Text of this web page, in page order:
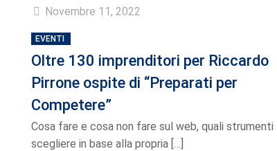
Novembre 11, 2022
EVENTI
Oltre 130 imprenditori per Riccardo
Pirrone ospite di “Preparati per
Competere”
Cosa fare e cosa non fare sul web, quali strumenti
scegliere in base alla propria […]